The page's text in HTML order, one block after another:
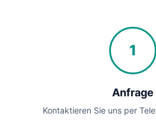
1
Anfrage
Kontaktieren Sie uns per